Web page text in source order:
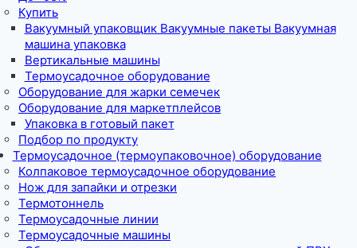
Купить
Вакуумный упаковщик Вакуумные пакеты Вакуумная
машина упаковка
Вертикальные машины
Термоусадочное оборудование
Оборудование для жарки семечек
Оборудование для маркетплейсов
Упаковка в готовый пакет
Подбор по продукту
Термоусадочное (термоупаковочное) оборудование
Колпаковое термоусадочное оборудование
Нож для запайки и отрезки
Термотоннель
Термоусадочные линии
Термоусадочные машины